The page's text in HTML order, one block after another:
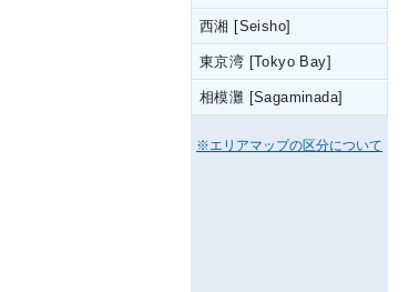
西湘 [Seisho]
東京湾 [Tokyo Bay]
相模灘 [Sagaminada]
※エリアマップの区分について